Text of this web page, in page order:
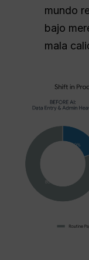
mundo
bajo
mala